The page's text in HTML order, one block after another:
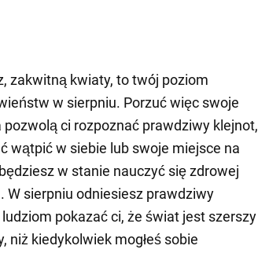
zakwitną kwiaty, to twój poziom
w sierpniu. Porzuć więc swoje
pozwolą ci rozpoznać prawdziwy klejnot,
wątpić w siebie lub swoje miejsce na
w stanie nauczyć się zdrowej
W sierpniu odniesiesz prawdziwy
pokazać ci, że świat jest szerszy
niż kiedykolwiek mogłeś sobie